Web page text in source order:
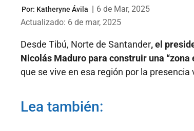
Por: Katheryne Ávila | 6 de Mar, 2025
Actualizado: 6 de mar, 2025
Desde Tibú, Norte de Santander, el
Nicolás Maduro para construir una “zona
que se vive en esa región por la
Lea también: